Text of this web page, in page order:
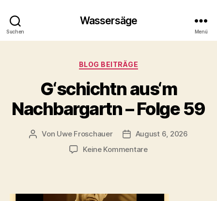
Suchen
Wassersäge
Menü
Kategorien
BLOG BEITRÄGE
G‘schichtn aus‘m
Nachbargartn – Folge 59
Beitragsautor
Von Uwe Froschauer Beitragsdatum
August 6, 2026
Keine Kommentarezu